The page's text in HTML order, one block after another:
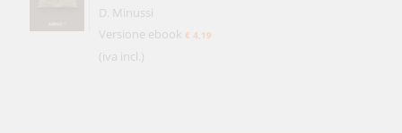
D. Minussi
Versione ebook € 4,19
(iva incl.)